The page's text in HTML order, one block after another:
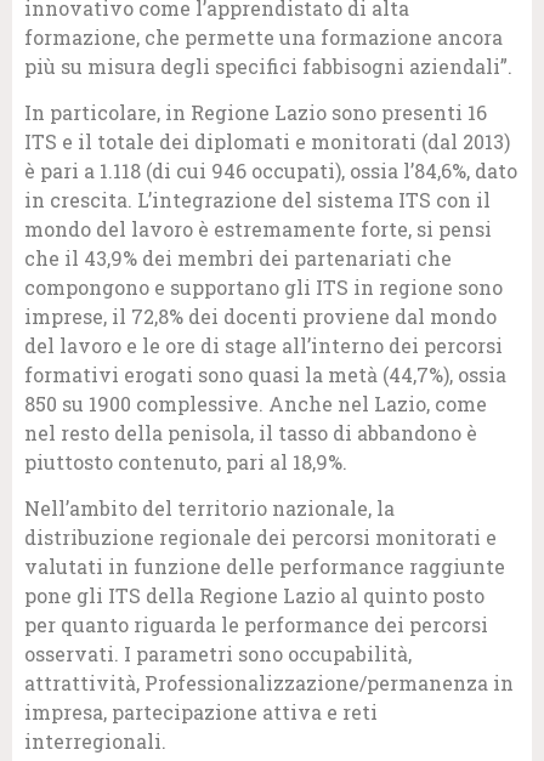
innovativo come l’apprendistato di alta
formazione, che permette una formazione ancora
più su misura degli specifici fabbisogni aziendali”.
In particolare, in Regione Lazio sono presenti 16
ITS e il totale dei diplomati e monitorati (dal 2013)
è pari a 1.118 (di cui 946 occupati), ossia l’84,6%, dato
in crescita. L’integrazione del sistema ITS con il
mondo del lavoro è estremamente forte, si pensi
che il 43,9% dei membri dei partenariati che
compongono e supportano gli ITS in regione sono
imprese, il 72,8% dei docenti proviene dal mondo
del lavoro e le ore di stage all’interno dei percorsi
formativi erogati sono quasi la metà (44,7%), ossia
850 su 1900 complessive. Anche nel Lazio, come
nel resto della penisola, il tasso di abbandono è
piuttosto contenuto, pari al 18,9%.
Nell’ambito del territorio nazionale, la
distribuzione regionale dei percorsi monitorati e
valutati in funzione delle performance raggiunte
pone gli ITS della Regione Lazio al quinto posto
per quanto riguarda le performance dei percorsi
osservati. I parametri sono occupabilità,
attrattività, Professionalizzazione/permanenza in
impresa, partecipazione attiva e reti
interregionali.